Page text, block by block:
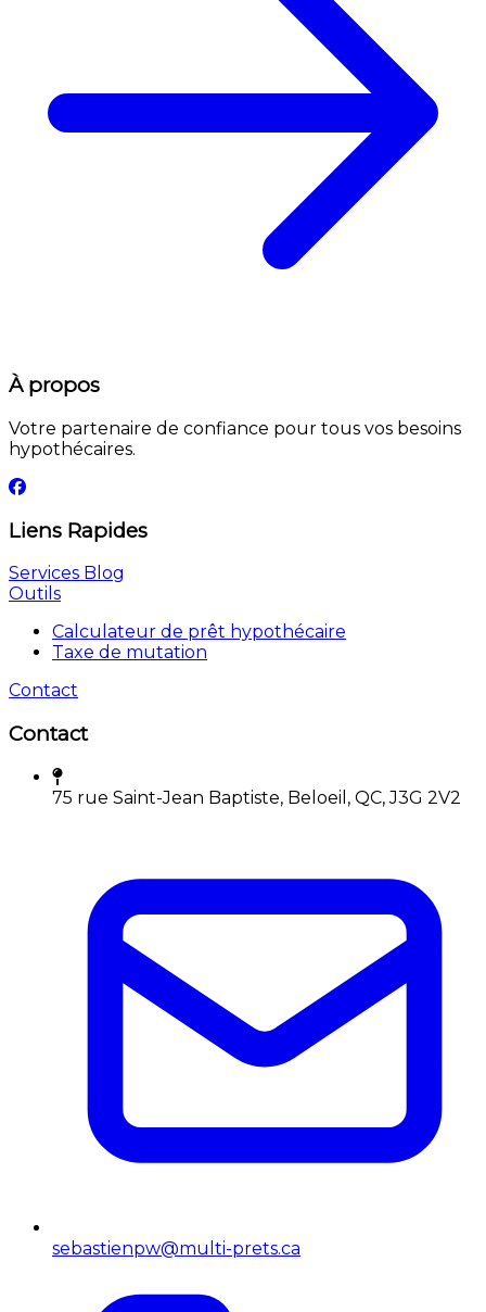
À propos
Votre partenaire de confiance pour tous vos besoins
hypothécaires.
Liens Rapides
Services Blog
Outils
Calculateur de prêt hypothécaire
Taxe de mutation
Contact
Contact
75 rue Saint-Jean Baptiste, Beloeil, QC, J3G 2V2
sebastienpw@multi-prets.ca